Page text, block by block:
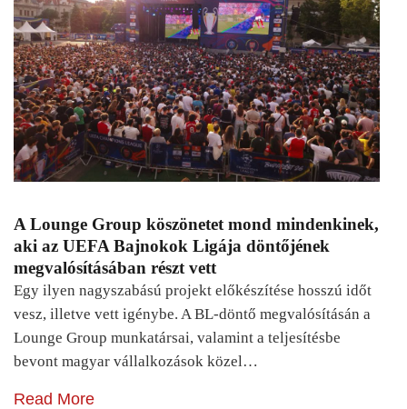
A Lounge Group köszönetet mond mindenkinek,
aki az UEFA Bajnokok Ligája döntőjének
megvalósításában részt vett
Egy ilyen nagyszabású projekt előkészítése hosszú időt
vesz, illetve vett igénybe. A BL-döntő megvalósításán a
Lounge Group munkatársai, valamint a teljesítésbe
bevont magyar vállalkozások közel…
Read More